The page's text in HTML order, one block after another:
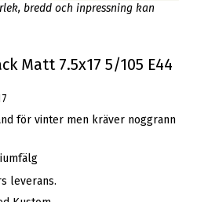
bredd och inpressning kan
Matt 7.5x17 5/105 E44
för vinter men kräver noggrann
leverans.